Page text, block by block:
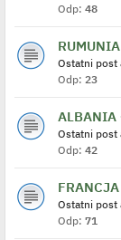
Odp: 48
Ostatni post
Odp: 23
ALBANIA
Ostatni post
Odp: 42
Ostatni post
Odp: 71